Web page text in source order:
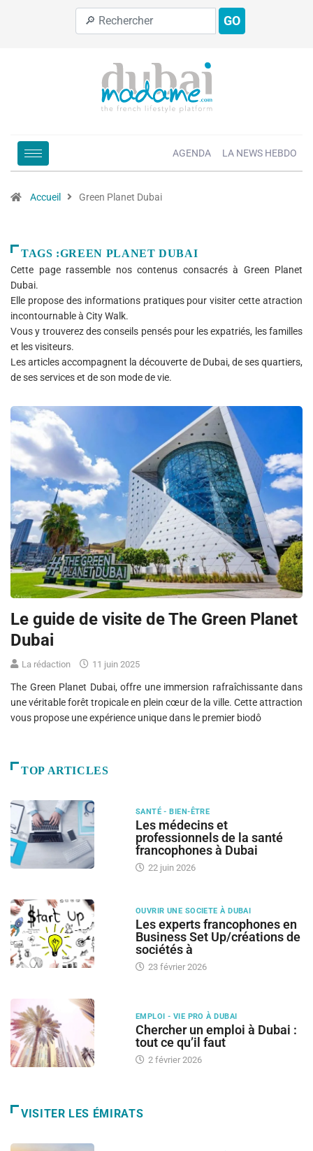
GO
AGENDA LA NEWS HEBDO
Accueil Green Planet Dubai
TAGS :GREEN PLANET DUBAI
Cette page rassemble nos contenus consacrés à Green Planet
Dubai.
Elle propose des informations pratiques pour visiter cette atraction
incontournable à City Walk.
Vous y trouverez des conseils pensés pour les expatriés, les familles
et les visiteurs.
Les articles accompagnent la découverte de Dubai, de ses quartiers,
de ses services et de son mode de vie.
Le guide de visite de The Green Planet
Dubai
La rédaction 11 juin 2025
The Green Planet Dubai, offre une immersion rafraîchissante dans
une véritable forêt tropicale en plein cœur de la ville. Cette attraction
vous propose une expérience unique dans le premier biodô
TOP ARTICLES
SANTÉ - BIEN-ÊTRE
Les médecins et
professionnels de la santé
francophones à Dubai
22 juin 2026
OUVRIR UNE SOCIETE À DUBAI
Les experts francophones en
Business Set Up/créations de
sociétés à
23 février 2026
EMPLOI - VIE PRO À DUBAI
Chercher un emploi à Dubai :
tout ce qu’il faut
2 février 2026
VISITER LES ÉMIRATS